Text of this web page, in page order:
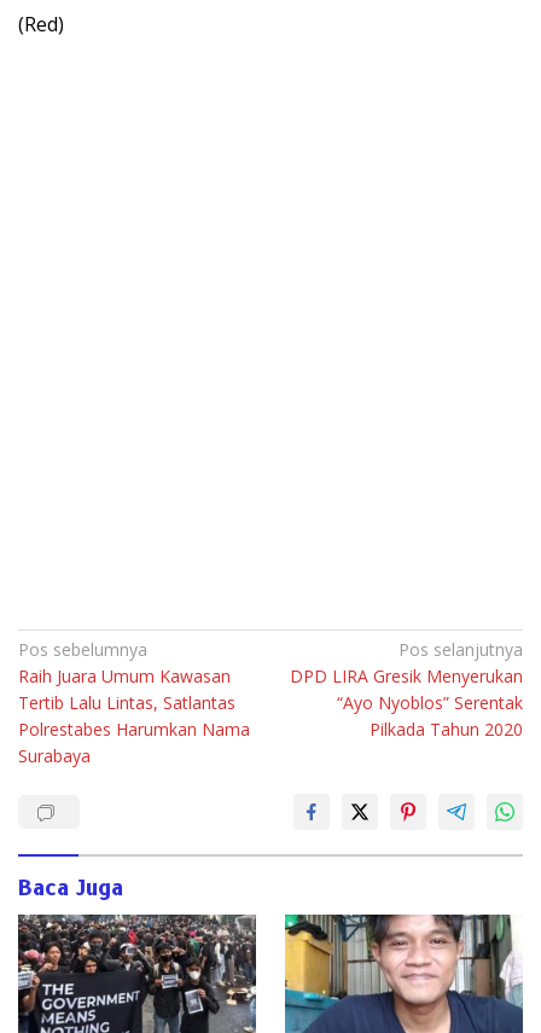
(Red)
Navigasi
pos
Pos sebelumnya
Raih Juara Umum Kawasan
Tertib Lalu Lintas, Satlantas
Polrestabes Harumkan Nama
Surabaya
Pos selanjutnya
DPD LIRA Gresik Menyerukan
“Ayo Nyoblos” Serentak
Pilkada Tahun 2020
Baca Juga